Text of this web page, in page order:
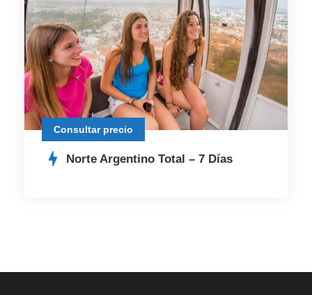
Consultar precio
Norte Argentino Total – 7 Días